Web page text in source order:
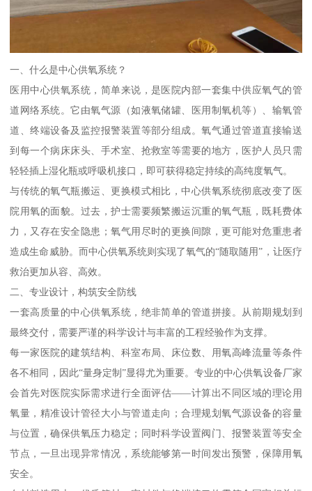
一、什么是中心供氧系统？
医用中心供氧系统，简单来说，是医院内部一套集中供应氧气的管
道网络系统。它由氧气源（如液氧储罐、医用制氧机等）、输氧管
道、终端设备及监控报警装置等部分组成。氧气通过管道直接输送
到每一个病床床头、手术室、抢救室等需要的地方，医护人员只需
轻轻插上湿化瓶或呼吸机接口，即可获得稳定持续的高纯度氧气。
与传统的氧气瓶搬运、更换模式相比，中心供氧系统彻底改变了医
院用氧的面貌。过去，护士需要频繁搬运沉重的氧气瓶，既耗费体
力，又存在安全隐患；氧气用尽时的更换间隙，更可能对危重患者
造成生命威胁。而中心供氧系统则实现了氧气的“随取随用”，让医疗
救治更加从容、高效。
二、专业设计，构筑安全防线
一套高质量的中心供氧系统，绝非简单的管道拼接。从前期规划到
最终交付，需要严谨的科学设计与丰富的工程经验作为支撑。
每一家医院的建筑结构、科室布局、床位数、用氧高峰流量等条件
各不相同，因此“量身定制”显得尤为重要。专业的中心供氧设备厂家
会首先对医院实际需求进行全面评估——计算出不同区域的理论用
氧量，精准设计管径大小与管道走向；合理规划氧气源设备的容量
与位置，确保供氧压力稳定；同时科学设置阀门、报警装置等安全
节点，一旦出现异常情况，系统能够第一时间发出预警，保障用氧
安全。